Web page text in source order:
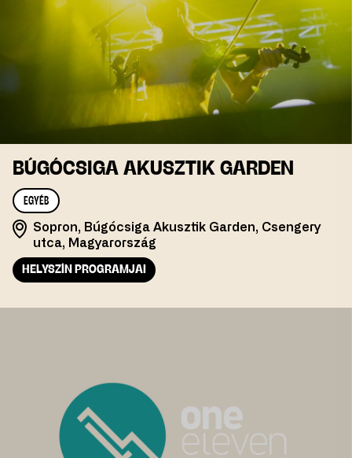
BÚGÓCSIGA AKUSZTIK GARDEN
EGYÉB
Sopron, Búgócsiga Akusztik Garden, Csengery
utca, Magyarország
HELYSZÍN PROGRAMJAI